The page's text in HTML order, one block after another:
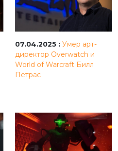
07.04.2025 : Умер арт-
директор Overwatch и
World of Warcraft Билл
Петрас